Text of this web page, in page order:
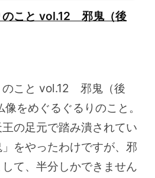
のこと vol.12 邪鬼（後
のこと vol.12 邪鬼（後
をめぐるぐるりのこと。
の足元で踏み潰されてい
をやったわけですが、邪
て、半分しかできません